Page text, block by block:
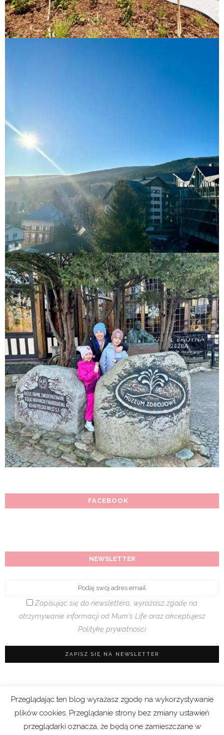
FACEBOOK
NEWSLETTER
Zapisując się do newslettera, wyrażasz zgodę na
otrzymywanie informacji od Mum's Life oraz akceptujesz
Politykę prywatności
Regulamin sklepu |Polityka prywatności (RODO)
|Cookies
Przeglądając ten blog wyrażasz zgodę na wykorzystywanie
plików cookies. Przeglądanie strony bez zmiany ustawień
przeglądarki oznacza, że będą one zamieszczane w